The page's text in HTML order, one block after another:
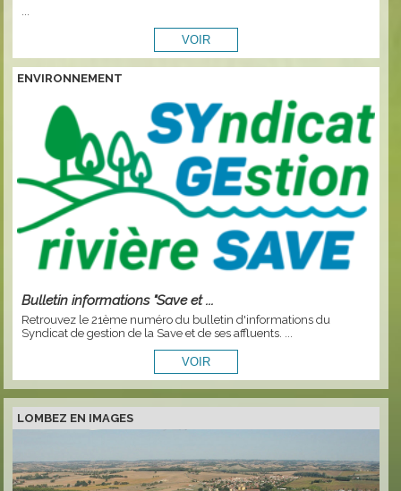
ENVIRONNEMENT
Bulletin informations "Save et ...
Retrouvez le 21ème numéro du bulletin d'informations du
Syndicat de gestion de la Save et de ses affluents. ...
LOMBEZ EN IMAGES